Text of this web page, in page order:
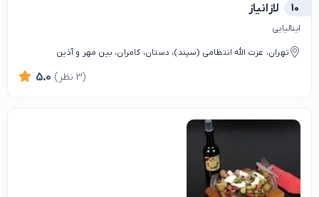
10 لازانیاز
ایتالیایی
تهران، عزت الله انتظامی (سپند)، دستان، کامران، بین مهر و آذین
5.0 (3 نظر)